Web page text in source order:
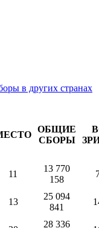
в других странах
ОБЩИЕ
СБОРЫ
11
13 770
158
13
25 094
841
28 336